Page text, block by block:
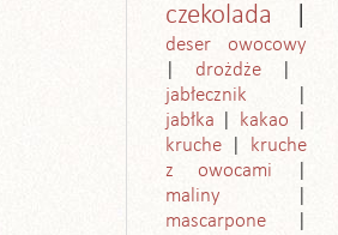
czekolada
deser owocowy
drożdże
jabłecznik
jabłka
kakao
kruche
kruche
z owocami
maliny
mascarpone